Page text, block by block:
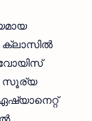
ക്ലാസില്‍
വോയിസ്
സൂര്യ